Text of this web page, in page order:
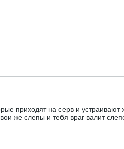
приходят на серв и
же слепы и тебя враг валит